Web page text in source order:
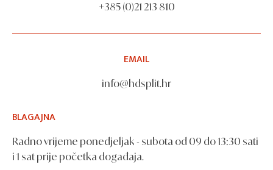
+385 (0)21 213 810
EMAIL
info@hdsplit.hr
BLAGAJNA
Radno vrijeme ponedjeljak - subota od 09 do 13:30 sati
i 1 sat prije početka događaja.